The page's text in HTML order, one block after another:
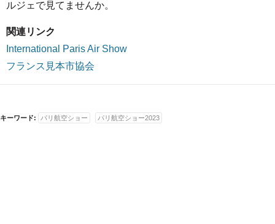
ルジェで見てませんか。
関連リンク
International Paris Air Show
フランス見本市協会
キーワード: パリ航空ショー パリ航空ショー2023